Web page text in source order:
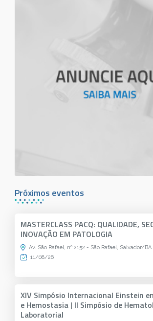
Próximos eventos
MASTERCLASS PACQ: QUALIDADE,
INOVAÇÃO EM PATOLOGIA
Av. São Rafael, nº 2152 - São Rafael, Salvador/BA
11/08/26
XIV Simpósio Internacional Einstein
e Hemostasia | II Simpósio de
Laboratorial